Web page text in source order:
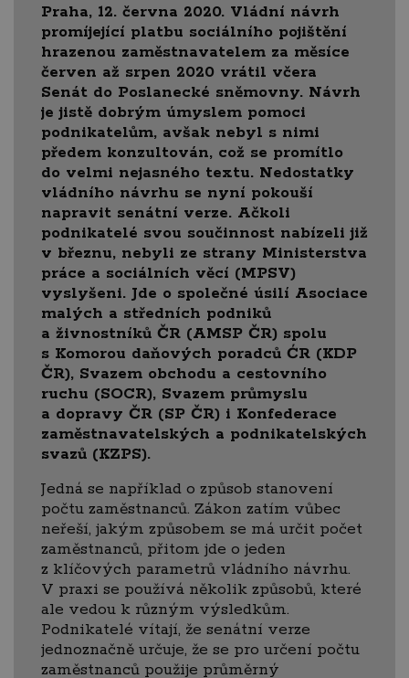
Praha, 12. června 2020. Vládní návrh
promíjející platbu sociálního pojištění
hrazenou zaměstnavatelem za měsíce
červen až srpen 2020 vrátil včera
Senát do Poslanecké sněmovny. Návrh
je jistě dobrým úmyslem pomoci
podnikatelům, avšak nebyl s nimi
předem konzultován, což se promítlo
do velmi nejasného textu. Nedostatky
vládního návrhu se nyní pokouší
napravit senátní verze. Ačkoli
podnikatelé svou součinnost nabízeli již
v březnu, nebyli ze strany Ministerstva
práce a sociálních věcí (MPSV)
vyslyšeni. Jde o společné úsilí Asociace
malých a středních podniků
a živnostníků ČR (AMSP ČR) spolu
s Komorou daňových poradců ĆR (KDP
ČR), Svazem obchodu a cestovního
ruchu (SOCR), Svazem průmyslu
a dopravy ČR (SP ČR) i Konfederace
zaměstnavatelských a podnikatelských
svazů (KZPS).
Jedná se například o způsob stanovení
počtu zaměstnanců. Zákon zatím vůbec
neřeší, jakým způsobem se má určit počet
zaměstnanců, přitom jde o jeden
z klíčových parametrů vládního návrhu.
V praxi se používá několik způsobů, které
ale vedou k různým výsledkům.
Podnikatelé vítají, že senátní verze
jednoznačně určuje, že se pro určení počtu
zaměstnanců použije průměrný